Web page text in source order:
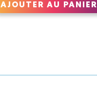
AJOUTER AU PANIER